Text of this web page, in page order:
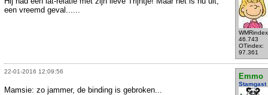
46.743
OTindex:
97.361
een vreemd geval......
22-01-2016 12:09:56
Emmo
Stamgast
Mamsie: zo jammer, de binding is gebroken...